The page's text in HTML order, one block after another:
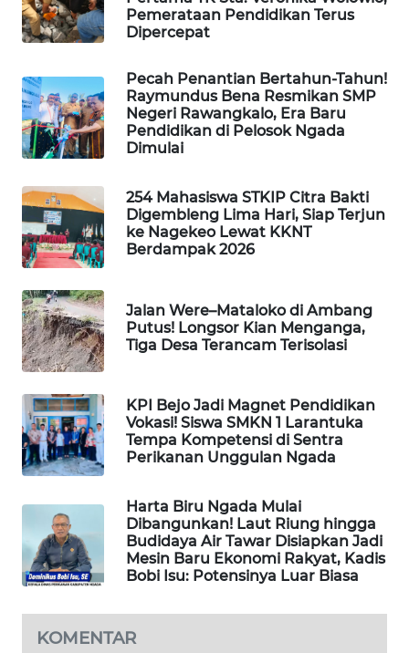
Pemerataan Pendidikan Terus
Dipercepat
Pecah Penantian Bertahun-Tahun!
Raymundus Bena Resmikan SMP
Negeri Rawangkalo, Era Baru
Pendidikan di Pelosok Ngada
Dimulai
254 Mahasiswa STKIP Citra Bakti
Digembleng Lima Hari, Siap Terjun
ke Nagekeo Lewat KKNT
Berdampak 2026
Jalan Were–Mataloko di Ambang
Putus! Longsor Kian Menganga,
Tiga Desa Terancam Terisolasi
KPI Bejo Jadi Magnet Pendidikan
Vokasi! Siswa SMKN 1 Larantuka
Tempa Kompetensi di Sentra
Perikanan Unggulan Ngada
Harta Biru Ngada Mulai
Dibangunkan! Laut Riung hingga
Budidaya Air Tawar Disiapkan Jadi
Mesin Baru Ekonomi Rakyat, Kadis
Bobi Isu: Potensinya Luar Biasa
KOMENTAR
Network
LISTRIK
MASYARAKAT
KELISTRIKAN
WALINKI
ID
MAWAKA
MARTABAT
NET
PLN
WATCH
MKLI
LPKKI
LKKI